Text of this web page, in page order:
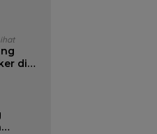
di